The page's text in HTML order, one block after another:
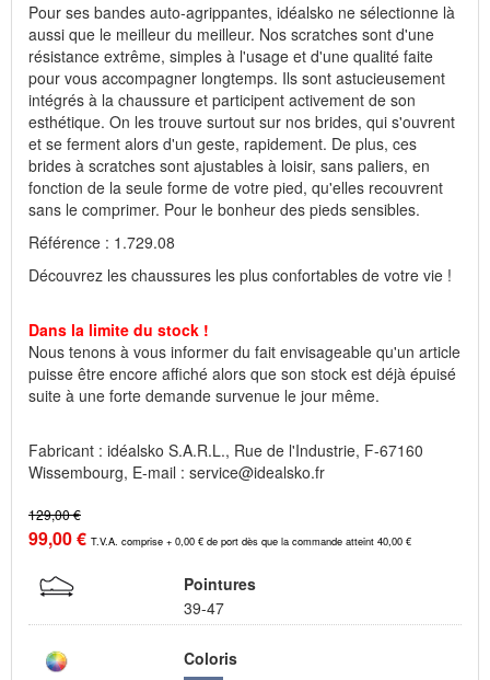
Pour ses bandes auto-agrippantes, idéalsko ne sélectionne là
aussi que le meilleur du meilleur. Nos scratches sont d'une
résistance extrême, simples à l'usage et d'une qualité faite
pour vous accompagner longtemps. Ils sont astucieusement
intégrés à la chaussure et participent activement de son
esthétique. On les trouve surtout sur nos brides, qui s'ouvrent
et se ferment alors d'un geste, rapidement. De plus, ces
brides à scratches sont ajustables à loisir, sans paliers, en
fonction de la seule forme de votre pied, qu'elles recouvrent
sans le comprimer. Pour le bonheur des pieds sensibles.
Référence : 1.729.08
Découvrez les chaussures les plus confortables de votre vie !
Dans la limite du stock !
Nous tenons à vous informer du fait envisageable qu'un article
puisse être encore affiché alors que son stock est déjà épuisé
suite à une forte demande survenue le jour même.
Fabricant : idéalsko S.A.R.L., Rue de l'Industrie, F-67160
Wissembourg, E-mail : service@idealsko.fr
129,00 €
99,00 € T.V.A. comprise + 0,00 € de port dès que la commande atteint 40,00 €
Pointures
39-47
Coloris